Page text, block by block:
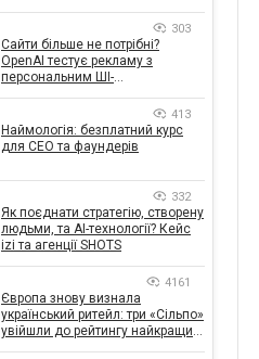
303
Сайти більше не потрібні?
OpenAI тестує рекламу з
персональним ШІ-
413
Наймологія: безплатний курс
для CEO та фаундерів
332
Як поєднати стратегію, створену
людьми, та AI-технології? Кейс
izi та агенції SHOTS
4161
Європа знову визнала
український ритейл: три «Сільпо»
увійшли до рейтингу найкращих